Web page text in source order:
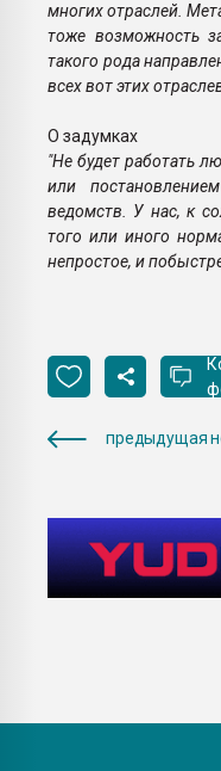
многих отраслей.
тоже возможность
такого рода
всех вот этих
О задумках
"Не будет работать
или
ведомств. У нас, к
того или иного
непростое, и
предыдущая